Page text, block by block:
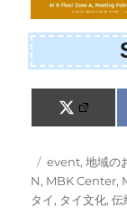
S
h
r
e
o
n
X
(
w
i
t
t
投
稿
日:
カ
テ
ゴ
event,地域の
N, MBK Center,
タイ, タイ文化,伝